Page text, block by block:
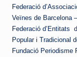
Federació
Veïnes de Barcelona
Federació d’Entitats
Popular i Tradicional
Fundació Periodisme